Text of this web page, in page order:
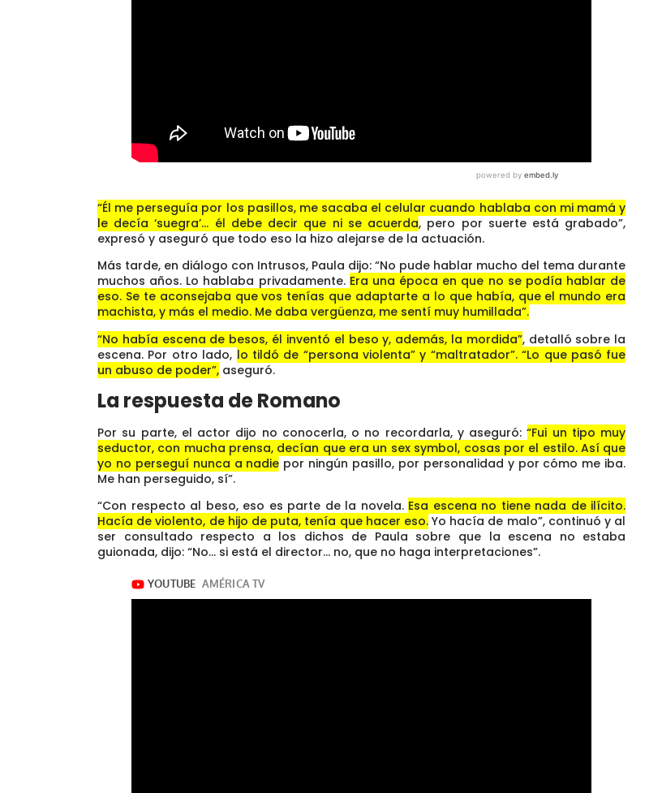
“Él me perseguía por los pasillos, me sacaba el celular cuando hablaba con mi mamá y
le decía ‘suegra’… él debe decir que ni se acuerda, pero por suerte está grabado”,
expresó y aseguró que todo eso la hizo alejarse de la actuación.
Más tarde, en diálogo con Intrusos, Paula dijo: “No pude hablar mucho del tema durante
muchos años. Lo hablaba privadamente. Era una época en que no se podía hablar de
eso. Se te aconsejaba que vos tenías que adaptarte a lo que había, que el mundo era
machista, y más el medio. Me daba vergüenza, me sentí muy humillada”.
“No había escena de besos, él inventó el beso y, además, la mordida”, detalló sobre la
escena. Por otro lado, lo tildó de “persona violenta” y “maltratador”. “Lo que pasó fue
un abuso de poder”, aseguró.
La respuesta de Romano
Por su parte, el actor dijo no conocerla, o no recordarla, y aseguró:“Fui un tipo muy
seductor, con mucha prensa, decían que era un sex symbol, cosas por el estilo. Así que
yo no perseguí nunca a nadie por ningún pasillo, por personalidad y por cómo me iba.
Me han perseguido, sí”.
“Con respecto al beso, eso es parte de la novela. Esa escena no tiene nada de ilícito.
Hacía de violento, de hijo de puta, tenía que hacer eso.Yo hacía de malo”, continuó y al
ser consultado respecto a los dichos de Paula sobre que la escena no estaba
guionada, dijo: “No… si está el director… no, que no haga interpretaciones”.